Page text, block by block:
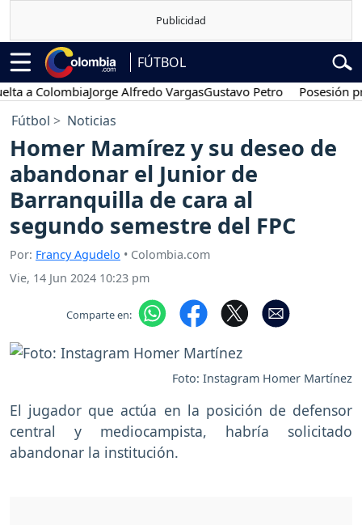
FÚTBOL
ColombiaJorge Alfredo VargasGustavo Petro Posesión
Fútbol Noticias
Homer Mamírez y su deseo de
abandonar el Junior de
Barranquilla de cara al
segundo semestre del FPC
Por: Francy Agudelo • Colombia.com
Vie, 14 Jun 2024 10:23 pm
Comparte en:
Foto: Instagram Homer Martínez
El jugador que actúa en la posición de defensor
central y mediocampista, habría solicitado
abandonar la institución.